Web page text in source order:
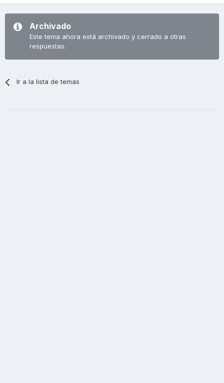
Archivado
Este tema ahora está archivado y cerrado a otras
respuestas.
Ir a la lista de temas